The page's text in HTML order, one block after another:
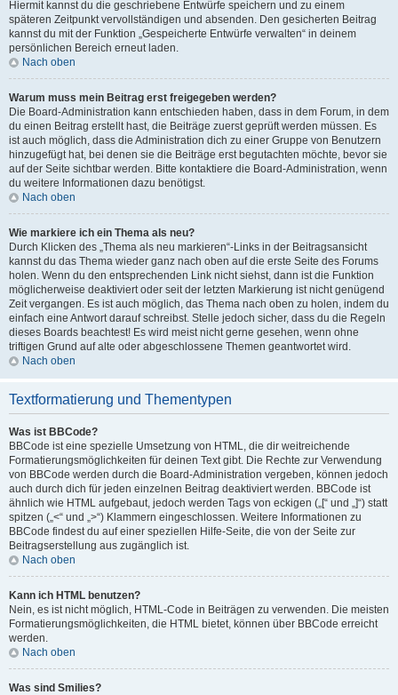
Hiermit kannst du die geschriebene Entwürfe speichern und zu einem
späteren Zeitpunkt vervollständigen und absenden. Den gesicherten Beitrag
kannst du mit der Funktion „Gespeicherte Entwürfe verwalten“ in deinem
persönlichen Bereich erneut laden.
Nach oben
Warum muss mein Beitrag erst freigegeben werden?
Die Board-Administration kann entschieden haben, dass in dem Forum, in dem
du einen Beitrag erstellt hast, die Beiträge zuerst geprüft werden müssen. Es
ist auch möglich, dass die Administration dich zu einer Gruppe von Benutzern
hinzugefügt hat, bei denen sie die Beiträge erst begutachten möchte, bevor sie
auf der Seite sichtbar werden. Bitte kontaktiere die Board-Administration, wenn
du weitere Informationen dazu benötigst.
Nach oben
Wie markiere ich ein Thema als neu?
Durch Klicken des „Thema als neu markieren“-Links in der Beitragsansicht
kannst du das Thema wieder ganz nach oben auf die erste Seite des Forums
holen. Wenn du den entsprechenden Link nicht siehst, dann ist die Funktion
möglicherweise deaktiviert oder seit der letzten Markierung ist nicht genügend
Zeit vergangen. Es ist auch möglich, das Thema nach oben zu holen, indem du
einfach eine Antwort darauf schreibst. Stelle jedoch sicher, dass du die Regeln
dieses Boards beachtest! Es wird meist nicht gerne gesehen, wenn ohne
triftigen Grund auf alte oder abgeschlossene Themen geantwortet wird.
Nach oben
Textformatierung und Thementypen
Was ist BBCode?
BBCode ist eine spezielle Umsetzung von HTML, die dir weitreichende
Formatierungsmöglichkeiten für deinen Text gibt. Die Rechte zur Verwendung
von BBCode werden durch die Board-Administration vergeben, können jedoch
auch durch dich für jeden einzelnen Beitrag deaktiviert werden. BBCode ist
ähnlich wie HTML aufgebaut, jedoch werden Tags von eckigen („[“ und „]“) statt
spitzen („<“ und „>“) Klammern eingeschlossen. Weitere Informationen zu
BBCode findest du auf einer speziellen Hilfe-Seite, die von der Seite zur
Beitragserstellung aus zugänglich ist.
Nach oben
Kann ich HTML benutzen?
Nein, es ist nicht möglich, HTML-Code in Beiträgen zu verwenden. Die meisten
Formatierungsmöglichkeiten, die HTML bietet, können über BBCode erreicht
werden.
Nach oben
Was sind Smilies?